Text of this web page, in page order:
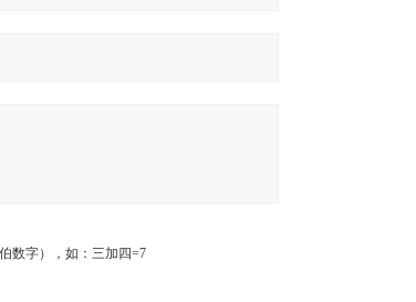
数字），如：三加四=7